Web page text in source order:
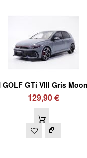
GOLF GTi VIII Gris
129,90 €